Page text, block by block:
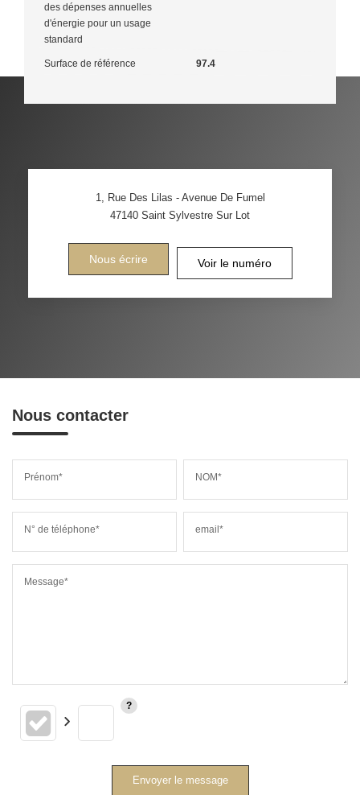
des dépenses annuelles
d'énergie pour un usage
standard
Surface de référence 97.4
1, Rue Des Lilas - Avenue De Fumel
47140 Saint Sylvestre Sur Lot
Nous écrire Voir le numéro
Nous contacter
Prénom* NOM*
N° de téléphone* email*
Message*
Envoyer le message